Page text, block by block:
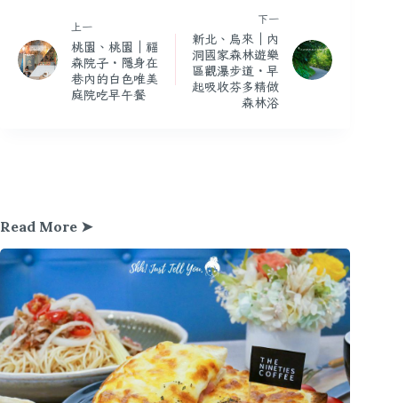
上一
桃園、桃園｜福
森院子・隱身在
巷內的白色唯美
庭院吃早午餐
下一
新北、烏來｜內
洞國家森林遊樂
區觀瀑步道・早
起吸收芬多精做
森林浴
Read More ➤